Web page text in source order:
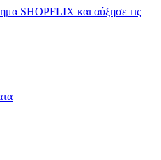
SHOPFLIX και αύξησε τις